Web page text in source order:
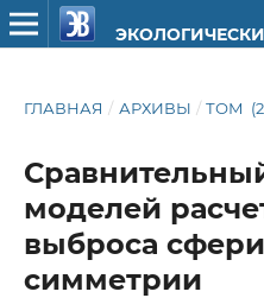
ГЛАВНАЯ / АРХИВЫ / ТОМ
моделей
выброса
симметрии